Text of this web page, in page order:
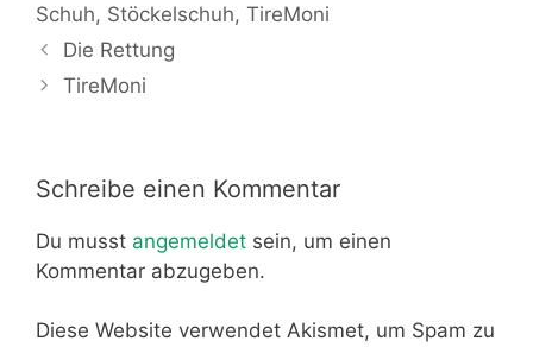
Schuh, Stöckelschuh, TireMoni
Die Rettung
TireMoni
Schreibe einen Kommentar
Du musst angemeldet sein, um einen
Kommentar abzugeben.
Diese Website verwendet Akismet, um Spam zu